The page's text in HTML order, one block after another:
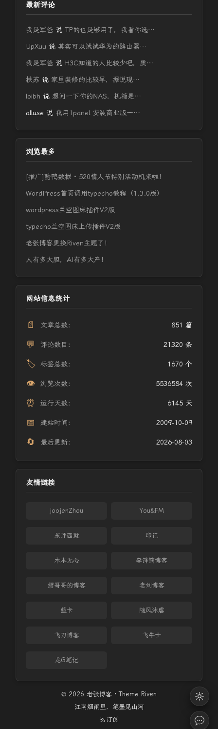
最新评论
我是军爸 说 TP的也是够用了，我看你选…
UpXuu 说 其实可以试试华为的路由器…
我是军爸 说 H3C知道的人比较少吧，质…
扶苏 说 家里装修的比较早，据说现…
loibh 说 想问一下你的NAS，机箱是…
alluse 说 我用1panel 安装商业版一…
浏览最多
[推广]酷鸭数据 · 520情人节特别活动机来啦！
WordPress首页调用typecho教程（1.3.0版）
wordpress兰空图床插件V2版
typecho兰空图床上传插件V2版
老张博客更换Riven主题了！
人有多大胆，AI有多大产！
网站信息统计
📄 文章总数： 851 篇
💬 评论数目： 21320 条
🏷️ 标签总数： 1670 个
👁️ 浏览次数： 5536584 次
⏰ 运行天数： 6145 天
📅 建站时间： 2009-10-09
🔄 最后更新： 2026-08-03
友情链接
joojenZhou You&FM
东评西就 印记
木本无心 李锋镝博客
缙哥哥的博客 老刘博客
蓝卡 随风沐虐
飞刀博客 飞牛士
龙G笔记
© 2026 老张博客 · Theme Riven
江南烟雨里，笔墨见山河
订阅